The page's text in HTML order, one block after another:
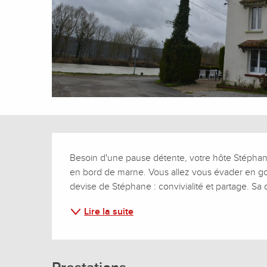
Description
Besoin d'une pause détente, votre hôte
en bord de marne. Vous allez vous évader en
devise de Stéphane : convivialité et partage.
Lire la suite